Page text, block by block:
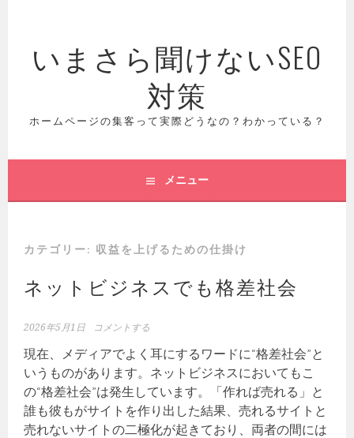
ッ
いまさら聞けないSEO
対策
ホームページの集客って実際どうなの？わかっている？
メニュー
カテゴリー: 収益を上げるための仕掛け
ネットビジネスでも格差社会
2026年5月1日 コメントする
現在、メディアでよく耳にするワードに“格差社会”と
いうものがあります。ネットビジネスにおいてもこ
の“格差社会”は発生しています。「作れば売れる」と
誰も彼もがサイトを作り出した結果、売れるサイトと
売れないサイトの二極化が起きており、両者の間には